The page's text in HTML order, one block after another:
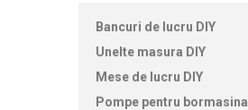
Bancuri de lucru DIY
Unelte masura DIY
Mese de lucru DIY
Pompe pentru bormasina